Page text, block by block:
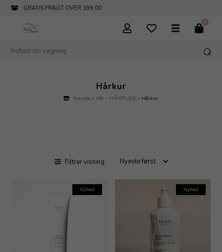
GRATIS FRAGT OVER 399,00
0
Hårkur
Forside » Hår » HÅRPLEJE » Hårkur
Filtrer visning
Nyhed Nyhed